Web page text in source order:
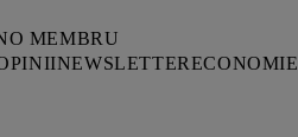
MEMBRU
NEWSLETTERECONOMIE